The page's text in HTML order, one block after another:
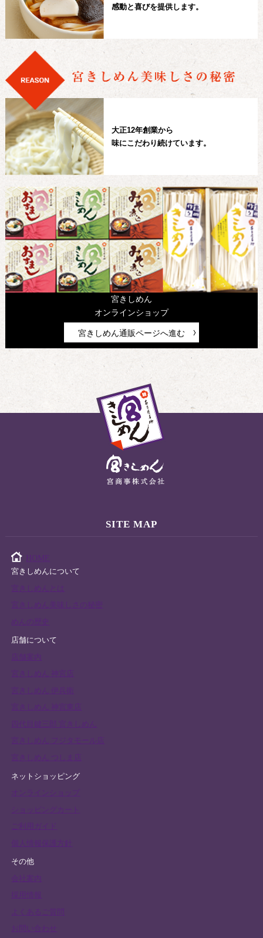
感動と喜びを提供します。
大正12年創業から
味にこだわり続けています。
宮きしめん
オンラインショップ
宮きしめん通販ページへ進む
SITE MAP
HOME
宮きしめんについて
宮きしめんとは
宮きしめん美味しさの秘密
めんの歴史
店舗について
宮きしめん フジタモール店
ネットショッピング
個人情報保護方針
その他
よくあるご質問